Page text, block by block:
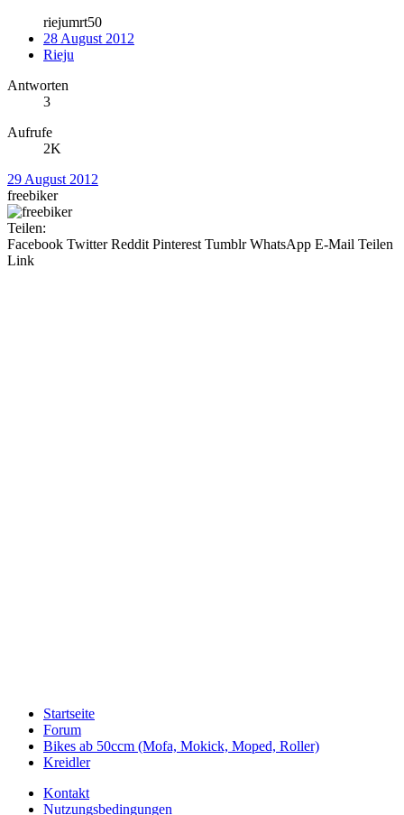
riejumrt50
28 August 2012
Rieju
Antworten
3
Aufrufe
2K
29 August 2012
freebiker
Teilen:
Facebook Twitter Reddit Pinterest Tumblr WhatsApp E-Mail Teilen
Link
Startseite
Forum
Bikes ab 50ccm (Mofa, Mokick, Moped, Roller)
Kreidler
Kontakt
Nutzungsbedingungen